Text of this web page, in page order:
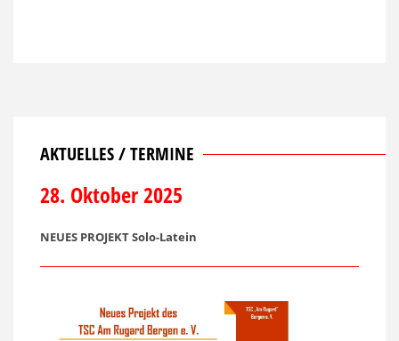
AKTUELLES / TERMINE
28. Oktober 2025
NEUES PROJEKT Solo-Latein